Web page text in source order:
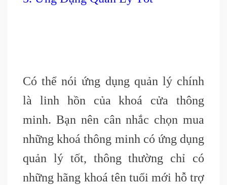
Có thể nói ứng dụng quản lý chính
là linh hồn của khoá cửa thông
minh. Bạn nên cân nhắc chọn mua
những khoá thông minh có ứng dụng
quản lý tốt, thông thường chỉ có
những hãng khoá tên tuổi mới hỗ trợ